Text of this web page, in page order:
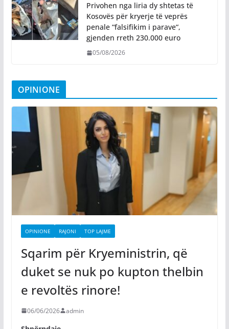
Privohen nga liria dy shtetas të
Kosovës për kryerje të veprës
penale “falsifikim i parave“,
gjenden rreth 230.000 euro
05/08/2026
OPINIONE
OPINIONE RAJONI TOP LAJME
Sqarim për Kryeministrin, që
duket se nuk po kupton thelbin
e revoltës rinore!
06/06/2026 admin